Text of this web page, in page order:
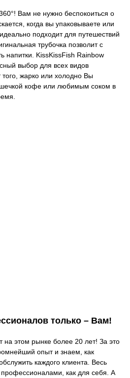
Вам не нужно беспокоиться о
когда вы упаковываете или
подходит для путешествий
трубочка позволит с
напитки. KissKissFish Rainbow
выбор для всех видов
того, жарко или холодно Вы
кофе или любимым соком в
только – Вам!
на этом рынке более 20 лет! За это
опыт и знаем, как
каждого клиента. Весь
как для себя. А